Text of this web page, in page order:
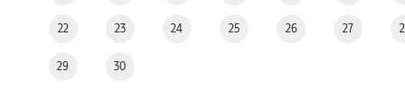
22 23 24 25 26 27
29 30